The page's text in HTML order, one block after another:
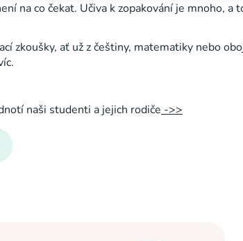
na co čekat. Učiva k zopakování je mnoho, a
zkoušky, ať už z češtiny, matematiky nebo
naši studenti a jejich rodiče ->>